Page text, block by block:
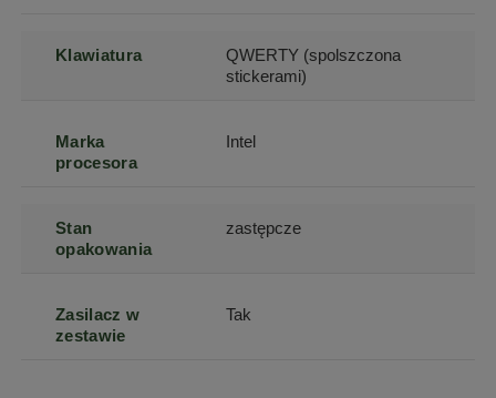
Klawiatura
QWERTY (spolszczona
stickerami)
Marka
procesora
Intel
Stan
opakowania
zastępcze
Zasilacz w
zestawie
Tak